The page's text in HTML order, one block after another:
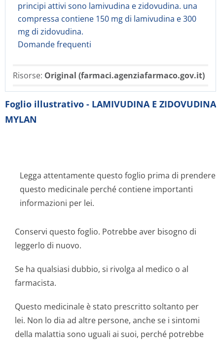
principi attivi sono lamivudina e zidovudina. una
compressa contiene 150 mg di lamivudina e 300
mg di zidovudina.
Domande frequenti
Risorse: Original (farmaci.agenziafarmaco.gov.it)
Foglio illustrativo - LAMIVUDINA E ZIDOVUDINA
MYLAN
Legga attentamente questo foglio prima di prendere
questo medicinale perché contiene importanti
informazioni per lei.
Conservi questo foglio. Potrebbe aver bisogno di
leggerlo di nuovo.
Se ha qualsiasi dubbio, si rivolga al medico o al
farmacista.
Questo medicinale è stato prescritto soltanto per
lei. Non lo dia ad altre persone, anche se i sintomi
della malattia sono uguali ai suoi, perché potrebbe